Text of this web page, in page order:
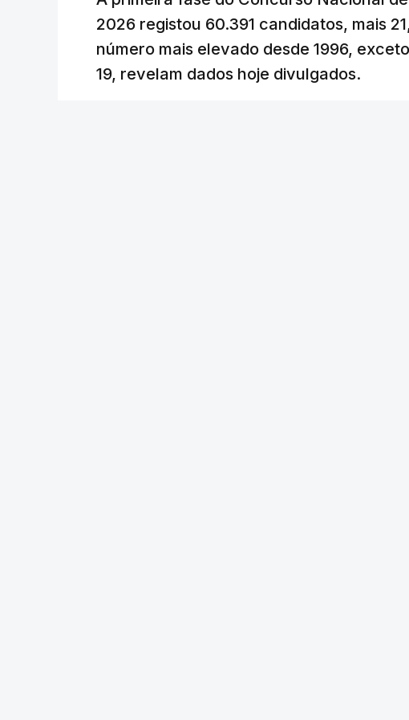
No entanto, com o retomar do conflito, as
uma subida acentuada, tendência que deverá
2026 registou 60.391 candidatos, mais
número mais elevado desde 1996,
19, revelam dados hoje divulgados.